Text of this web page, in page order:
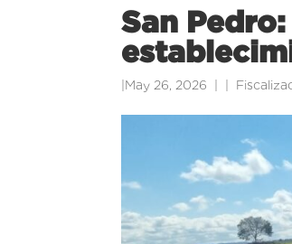
San
May 26, 2026